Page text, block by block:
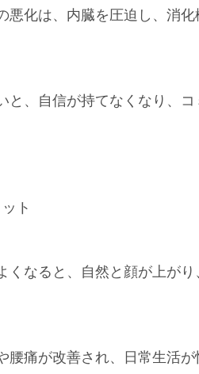
悪化は、内臓を圧迫し、消
と、自信が持てなくなり、
ト
くなると、自然と顔が上が
腰痛が改善され、日常生活が